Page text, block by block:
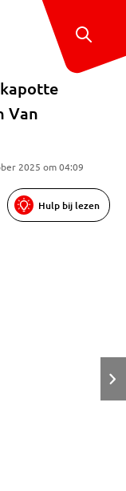
Van
2025 om 04:09
Hulp bij lezen